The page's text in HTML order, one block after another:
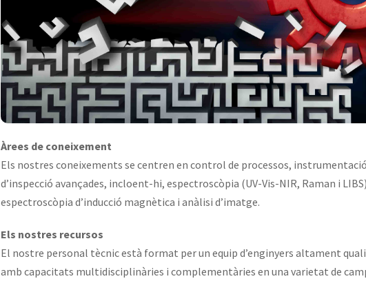
Àrees de coneixement
Els nostres coneixements se centren en control de processos,
d’inspecció avançades, incloent-hi, espectroscòpia (UV-Vis-NIR, Raman i LIBS
espectroscòpia d’inducció magnètica i anàlisi d’imatge.
Els nostres recursos
El nostre personal tècnic està format per un equip d’enginyers altament
amb capacitats multidisciplinàries i complementàries en una varietat de